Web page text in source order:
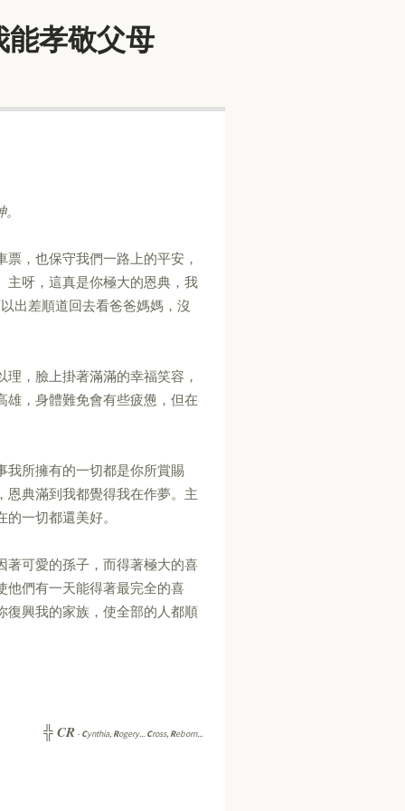
能孝敬父母
，也保守我們一路上的平安，
主呀，這真是你極大的恩典，我
出差順道回去看爸爸媽媽，沒
，臉上掛著滿滿的幸福笑容，
雄，身體難免會有些疲憊，但在
我所擁有的一切都是你所賞賜
恩典滿到我都覺得我在作夢。主
一切都還美好。
著可愛的孫子，而得著極大的喜
他們有一天能得著最完全的喜
復興我的家族，使全部的人都順
╬ CR -Cynthia, Rogery... Cross, Reborn...